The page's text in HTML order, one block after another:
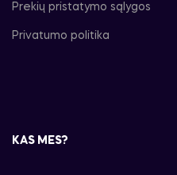
Prekių pristatymo sąlygos
Privatumo politika
KAS MES?